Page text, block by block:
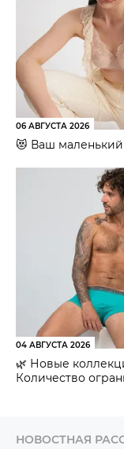
06 АВГУСТА 2026
😻 Ваш
04 АВГУСТА 2026
🌿 Новые
Количество
НОВОСТНАЯ